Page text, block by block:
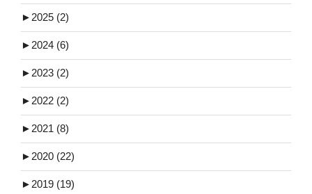
► 2025 (2)
► 2024 (6)
► 2023 (2)
► 2022 (2)
► 2021 (8)
► 2020 (22)
► 2019 (19)